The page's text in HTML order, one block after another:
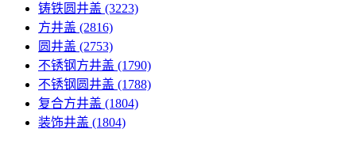
铸铁圆井盖 (3223)
方井盖 (2816)
圆井盖 (2753)
不锈钢方井盖 (1790)
不锈钢圆井盖 (1788)
复合方井盖 (1804)
装饰井盖 (1804)